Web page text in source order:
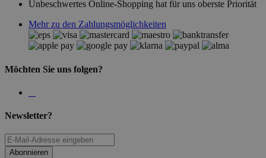
Unbeschwertes Online-Shopping hat für uns oberste Priorität
Mehr zu den Zahlungsmöglichkeiten
Möchten Sie uns folgen?
Newsletter?
Abonnieren